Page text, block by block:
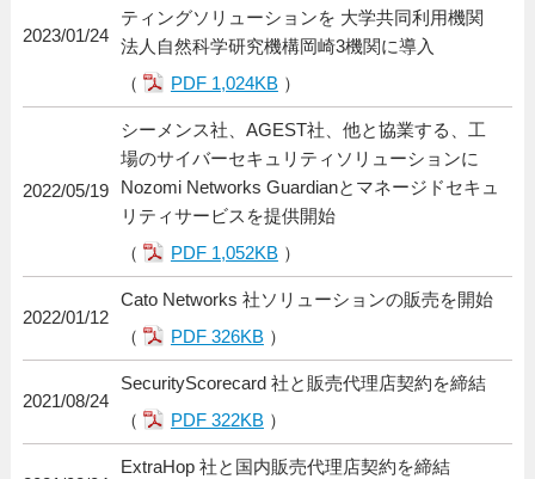
2023/01/24
ティングソリューションを 大学共同利用機関
法人自然科学研究機構岡崎3機関に導入
（
PDF 1,024KB）
2022/05/19
シーメンス社、AGEST社、他と協業する、工
場のサイバーセキュリティソリューションに
Nozomi Networks Guardianとマネージドセキュ
リティサービスを提供開始
（
PDF 1,052KB）
2022/01/12
Cato Networks 社ソリューションの販売を開始
（
PDF 326KB）
2021/08/24
SecurityScorecard 社と販売代理店契約を締結
（
PDF 322KB）
ExtraHop 社と国内販売代理店契約を締結